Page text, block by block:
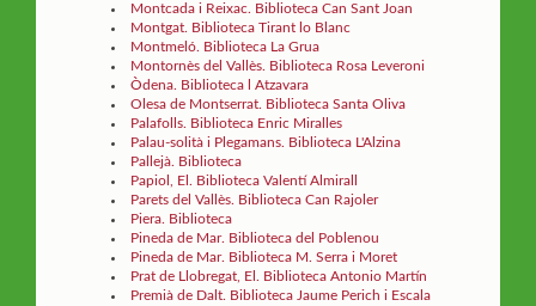
Montcada i Reixac. Biblioteca Can Sant Joan
Montgat. Biblioteca Tirant lo Blanc
Montmeló. Biblioteca La Grua
Montornès del Vallès. Biblioteca Rosa Leveroni
Òdena. Biblioteca l Atzavara
Olesa de Montserrat. Biblioteca Santa Oliva
Palafolls. Biblioteca Enric Miralles
Palau-solità i Plegamans. Biblioteca L'Alzina
Pallejà. Biblioteca
Papiol, El. Biblioteca Valentí Almirall
Parets del Vallès. Biblioteca Can Rajoler
Piera. Biblioteca
Pineda de Mar. Biblioteca del Poblenou
Pineda de Mar. Biblioteca M. Serra i Moret
Prat de Llobregat, El. Biblioteca Antonio Martín
Premià de Dalt. Biblioteca Jaume Perich i Escala